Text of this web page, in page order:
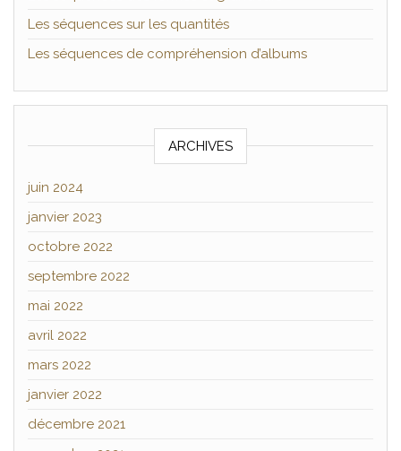
Les séquences sur les quantités
Les séquences de compréhension d’albums
ARCHIVES
juin 2024
janvier 2023
octobre 2022
septembre 2022
mai 2022
avril 2022
mars 2022
janvier 2022
décembre 2021